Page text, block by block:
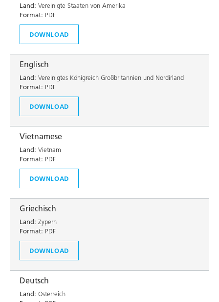
Land: Vereinigte Staaten von Amerika
Format: PDF
DOWNLOAD
Englisch
Land: Vereinigtes Königreich Großbritannien und Nordirland
Format: PDF
DOWNLOAD
Vietnamese
Land: Vietnam
Format: PDF
DOWNLOAD
Griechisch
Land: Zypern
Format: PDF
DOWNLOAD
Deutsch
Land: Österreich